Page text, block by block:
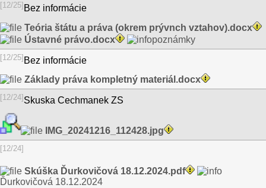
[12/25] Bez informácie
Teória štátu a práva (okrem prývnch vztahov).docx
Ústavné právo.docx
poznámky
[12/25] Bez informácie
Základy práva kompletný materiál.docx
[12/24] Skuska Cechmanek ZS
IMG_20241216_112428.jpg
[12/24]
Skúška Ďurkovičová 18.12.2024.pdf
Ďurkovičová 18.12.2024